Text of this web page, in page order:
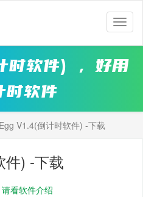
数
年
网
路
软件) ，好用
时软件
Egg V1.4(倒计时软件) -下载
件) -下载
请看软件介绍